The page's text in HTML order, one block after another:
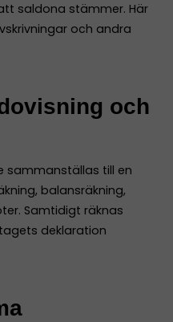
saldona stämmer. Här
och andra
och
sammanställas till en
balansräkning,
Samtidigt räknas
deklaration